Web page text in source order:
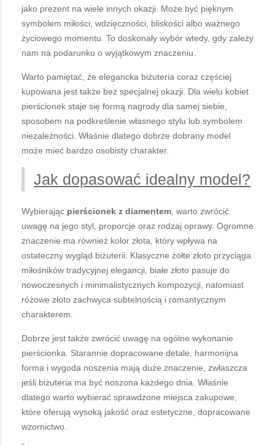
jako prezent na wiele innych okazji. Może być pięknym
symbolem miłości, wdzięczności, bliskości albo ważnego
życiowego momentu. To doskonały wybór wtedy, gdy zależy
nam na podarunku o wyjątkowym znaczeniu.
Warto pamiętać, że elegancka biżuteria coraz częściej
kupowana jest także bez specjalnej okazji. Dla wielu kobiet
pierścionek staje się formą nagrody dla samej siebie,
sposobem na podkreślenie własnego stylu lub symbolem
niezależności. Właśnie dlatego dobrze dobrany model
może mieć bardzo osobisty charakter.
Jak dopasować idealny model?
Wybierając pierścionek z diamentem , warto zwrócić
uwagę na jego styl, proporcje oraz rodzaj oprawy. Ogromne
znaczenie ma również kolor złota, który wpływa na
ostateczny wygląd biżuterii. Klasyczne żółte złoto przyciąga
miłośników tradycyjnej elegancji, białe złoto pasuje do
nowoczesnych i minimalistycznych kompozycji, natomiast
różowe złoto zachwyca subtelnością i romantycznym
charakterem.
Dobrze jest także zwrócić uwagę na ogólne wykonanie
pierścionka. Starannie dopracowane detale, harmonijna
forma i wygoda noszenia mają duże znaczenie, zwłaszcza
jeśli biżuteria ma być noszona każdego dnia. Właśnie
dlatego warto wybierać sprawdzone miejsca zakupowe,
które oferują wysoką jakość oraz estetyczne, dopracowane
wzornictwo.